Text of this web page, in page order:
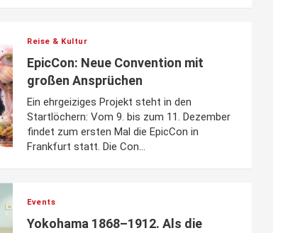
Reise & Kultur
EpicCon: Neue Convention mit
großen Ansprüchen
Ein ehrgeiziges Projekt steht in den
Startlöchern: Vom 9. bis zum 11. Dezember
findet zum ersten Mal die EpicCon in
Frankfurt statt. Die Con...
Events
Yokohama 1868–1912. Als die